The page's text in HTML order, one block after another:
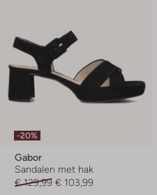
-20%
Gabor
Sandalen met hak
€ 129,99 € 103,99